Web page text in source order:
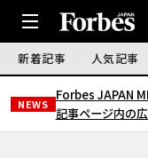
新着記事 人気記事
NEWS
Forbes JAPAN
記事ページ内の